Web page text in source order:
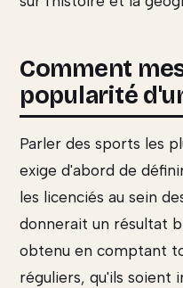
Comment
popularité
Parler des sports les
exige d'abord de
les licenciés au sein
donnerait un résultat
obtenu en comptant
réguliers, qu'ils soient